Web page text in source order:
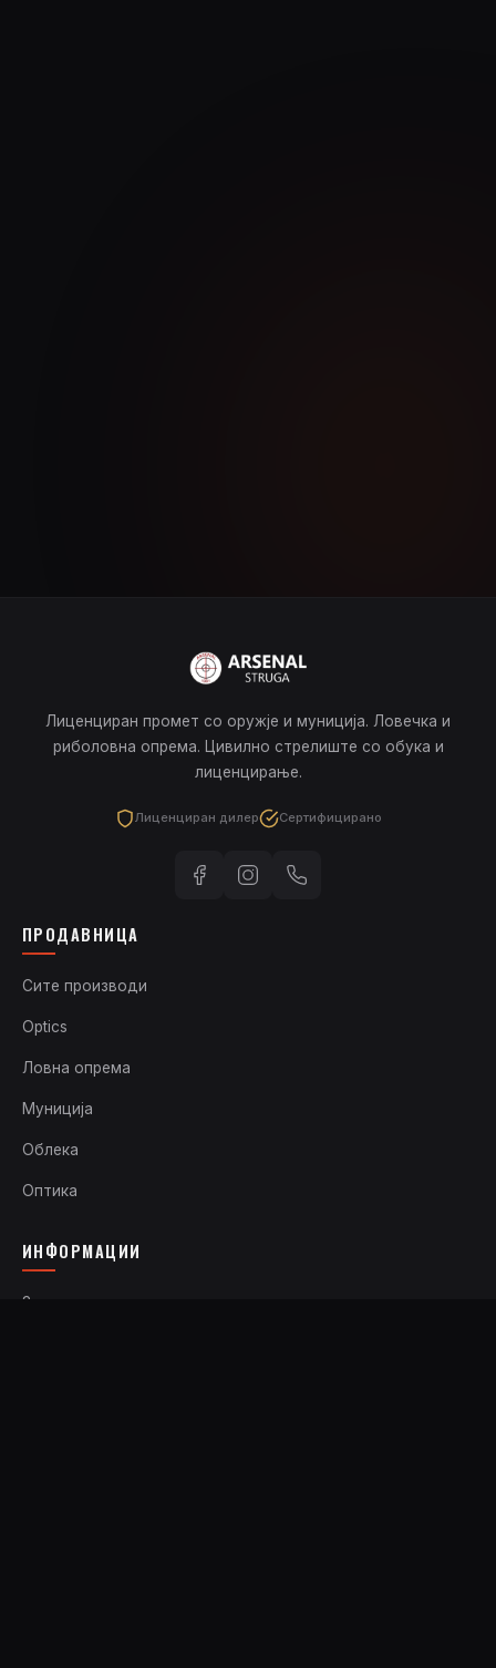
Лиценциран промет со оружје и муниција. Ловечка и
риболовна опрема. Цивилно стрелиште со обука и
лиценцирање.
Лиценциран дилер Сертифицирано
ПРОДАВНИЦА
Сите производи
Optics
Ловна опрема
Муниција
Облека
Оптика
ИНФОРМАЦИИ
За нас